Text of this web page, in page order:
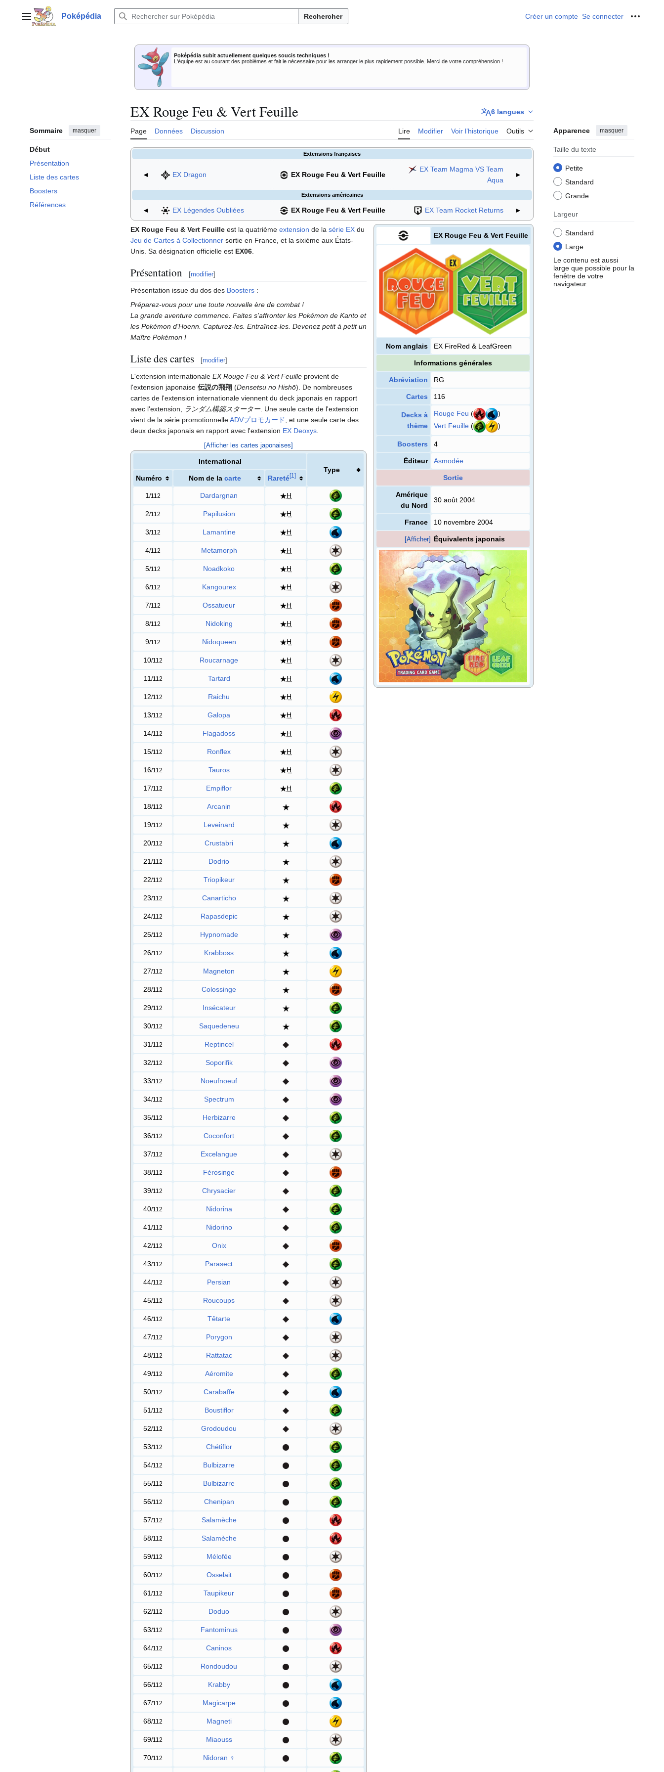
contenuMenu principalPoképédia Rechercher Créer un compte Se connecter Outils
Poképédia subit actuellement quelques soucis techniques !
L'équipe est au courant des problèmes et fait le nécessaire pour les arranger le plus rapidement possible. Merci de votre compréhension !
Sommaire masquer
Début
Présentation
Liste des cartes
Boosters
Références
EX Rouge Feu & Vert Feuille 6 langues
Page Données Discussion Lire Modifier Voir l’historique Outils Apparence masquer
Taille du texte
Petite
Standard
Grande
Largeur
Standard
Large
Le contenu est aussi
large que possible pour la
fenêtre de votre
navigateur.
Extensions françaises
◄ EX Dragon EX Rouge Feu & Vert Feuille
EX Team Magma VS Team
Aqua
►
Extensions américaines
◄ EX Légendes Oubliées EX Rouge Feu & Vert Feuille EX Team Rocket Returns ►
EX Rouge Feu & Vert Feuille
Nom anglais EX FireRed & LeafGreen
Informations générales
Abréviation RG
Cartes 116
Decks à
thème
Rouge Feu (
)
Vert Feuille ( )
Boosters 4
Éditeur Asmodée
Sortie
Amérique
du Nord
30 août 2004
France 10 novembre 2004
[Afficher] Équivalents japonais
EX Rouge Feu & Vert Feuille est la quatrième extension de la série EX du
Jeu de Cartes à Collectionner sortie en France, et la sixième aux États-
Unis. Sa désignation officielle est EX06
Présentation [modifier]
Présentation issue du dos des Boosters :
Préparez-vous pour une toute nouvelle ère de combat !
La grande aventure commence. Faites s'affronter les Pokémon de Kanto et
les Pokémon d'Hoenn. Capturez-les. Entraînez-les. Devenez petit à petit un
Maître Pokémon !
Liste des cartes [modifier]
L'extension internationale EX Rouge Feu & Vert Feuille provient de
l'extension japonaise 伝説の飛翔 (Densetsu no Hishō). De nombreuses
cartes de l'extension internationale viennent du deck japonais en rapport
avec l'extension,
ランダム構築スターター. Une seule carte de l'extension
vient de la série promotionnelleADVプロモカード
, et une seule carte des
deux decks japonais en rapport avec l'extension EX Deoxys
[Afficher les cartes japonaises]
International
Type
Numéro
Nom de la carte Rareté[1 ]
1 /112 Dardargnan H
2/112 Papilusion H
3/112 Lamantine H
4/112 Metamorph H
5/112 Noadkoko H
6/112 Kangourex H
7/112 Ossatueur H
8/112 Nidoking H
9/112 Nidoqueen H
10/112 Roucarnage H
11 /112 Tartard H
12/112 Raichu H
13/112 Galopa H
14/112 Flagadoss H
15/112 Ronflex H
16/112 Tauros H
17/112 Empiflor H
18/112 Arcanin
19/112 Leveinard
20/112 Crustabri
21 /112 Dodrio
22/112 Triopikeur
23/112 Canarticho
24/112 Rapasdepic
25/112 Hypnomade
26/112 Krabboss
27/112 Magneton
28/112 Colossinge
29/112 Insécateur
30/112 Saquedeneu
31 /112 Reptincel
32/112 Soporifik
33/112 Noeufnoeuf
34/112 Spectrum
35/112 Herbizarre
36/112 Coconfort
37/112 Excelangue
38/112 Férosinge
39/112 Chrysacier
40/112 Nidorina
41 /112 Nidorino
42/112 Onix
43/112 Parasect
44/112 Persian
45/112 Roucoups
46/112 Têtarte
47/112 Porygon
48/112 Rattatac
49/112 Aéromite
50/112 Carabaffe
51 /112 Boustiflor
52/112 Grodoudou
53/112 Chétiflor
54/112 Bulbizarre
55/112 Bulbizarre
56/112 Chenipan
57/112 Salamèche
58/112 Salamèche
59/112 Mélofée
60/112 Osselait
61 /112 Taupikeur
62/112 Doduo
63/112 Fantominus
64/112 Caninos
65/112 Rondoudou
66/112 Krabby
67/112 Magicarpe
68/112 Magneti
69/112 Miaouss
70/112 Nidoran ♀